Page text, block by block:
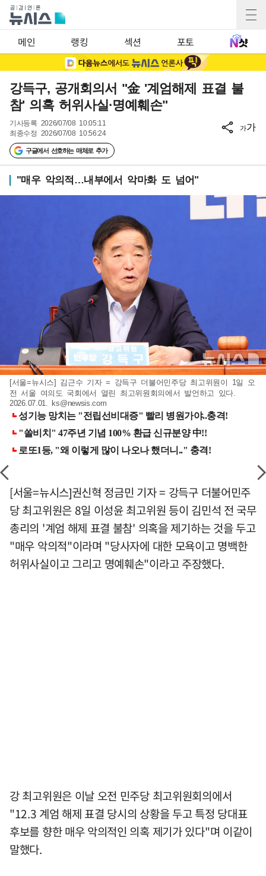
메인 랭킹 섹션 포토
강득구, 공개회의서 "金 '계엄해제 표결 불
참' 의혹 허위사실·명예훼손"
기사등록 2026/07/08 10:05:11
최종수정 2026/07/08 10:56:24
구글에서 선호하는 매체로 추가
가가
"매우 악의적…내부에서 악마화 도 넘어"
[서울=뉴시스] 김근수 기자 = 강득구 더불어민주당 최고위원이 1일 오
전 서울 여의도 국회에서 열린 최고위원회의에서 발언하고 있다.
2026.07.01. ks@newsis.com
[서울=뉴시스]권신혁 정금민 기자 = 강득구 더불어민주
당 최고위원은 8일 이성윤 최고위원 등이 김민석 전 국무
총리의 '계엄 해제 표결 불참' 의혹을 제기하는 것을 두고
"매우 악의적"이라며 "당사자에 대한 모욕이고 명백한
허위사실이고 그리고 명예훼손"이라고 주장했다.
강 최고위원은 이날 오전 민주당 최고위원회의에서
"12.3 계엄 해제 표결 당시의 상황을 두고 특정 당대표
후보를 향한 매우 악의적인 의혹 제기가 있다"며 이같이
말했다.